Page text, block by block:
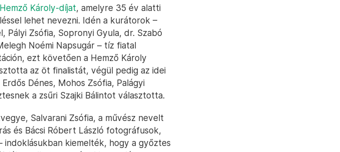
Hemző Károly-díjat, amelyre 35 év alatti
lehet nevezni. Idén a kurátorok –
Pályi Zsófia, Sopronyi Gyula, dr. Szabó
Noémi Napsugár – tíz fiatal
ezt követően a Hemző Károly
az öt finalistát, végül pedig az idei
Dénes, Mohos Zsófia, Palágyi
a zsűri Szajki Bálintot választotta.
Salvarani Zsófia, a művész nevelt
és Bácsi Róbert László fotográfusok,
kiemelték, hogy a győztes